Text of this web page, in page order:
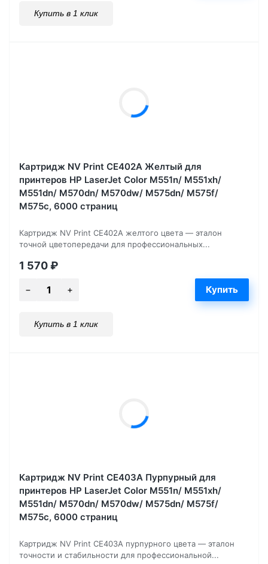
Купить в 1 клик
Картридж NV Print CE402A Желтый для
принтеров HP LaserJet Color M551n/ M551xh/
M551dn/ M570dn/ M570dw/ M575dn/ M575f/
M575c, 6000 страниц
Картридж NV Print CE402A желтого цвета — эталон
точной цветопередачи для профессиональных...
1 570₽
Купить в 1 клик
Картридж NV Print CE403A Пурпурный для
принтеров HP LaserJet Color M551n/ M551xh/
M551dn/ M570dn/ M570dw/ M575dn/ M575f/
M575c, 6000 страниц
Картридж NV Print CE403A пурпурного цвета — эталон
точности и стабильности для профессиональной...